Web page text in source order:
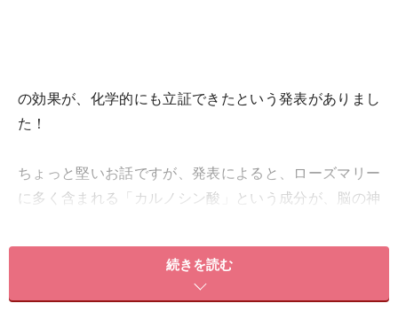
の効果が、化学的にも立証できたという発表がありまし
た！
ちょっと堅いお話ですが、発表によると、ローズマリー
に多く含まれる「カルノシン酸」という成分が、脳の神
アルツハイマー病やパーキンソン病の予防や治療のため
の新薬につながる可能性もあり、成分を使ったサプリメ
続きを読む